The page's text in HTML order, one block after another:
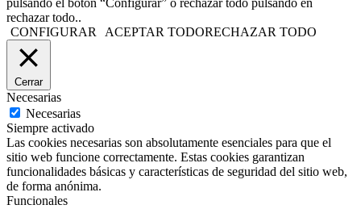
pulsando el botón “Configurar” o rechazar todo pulsando en
rechazar todo..
CONFIGURAR
ACEPTAR TODORECHAZAR TODO
Cerrar
Necesarias
Necesarias
Siempre activado
Las cookies necesarias son absolutamente esenciales para que el
sitio web funcione correctamente. Estas cookies garantizan
funcionalidades básicas y características de seguridad del sitio web,
de forma anónima.
Funcionales